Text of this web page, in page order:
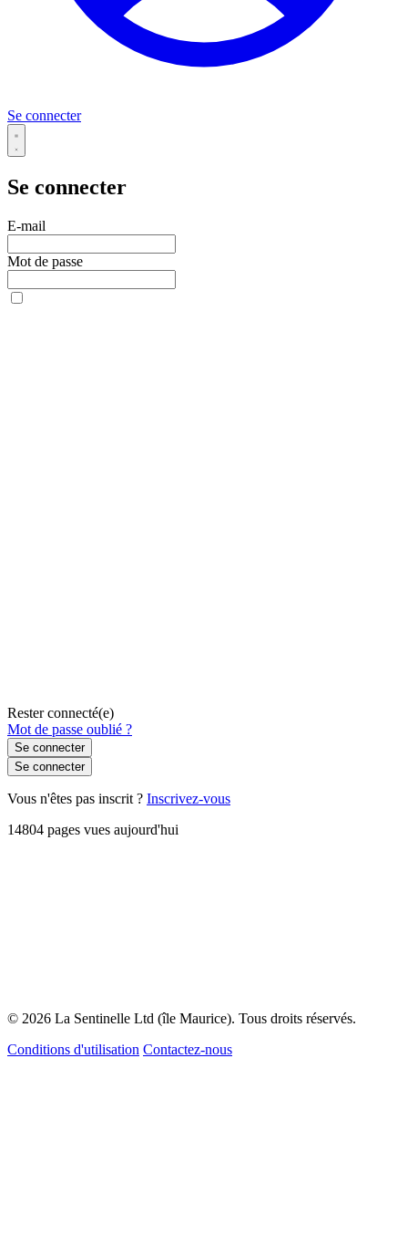
Se connecter
Se connecter
E-mail
Mot de passe
Rester connecté(e)
Mot de passe oublié ?
Se connecter
Se connecter
Vous n'êtes pas inscrit ? Inscrivez-vous
14804 pages vues aujourd'hui
© 2026 La Sentinelle Ltd (île Maurice). Tous droits réservés.
Conditions d'utilisation Contactez-nous